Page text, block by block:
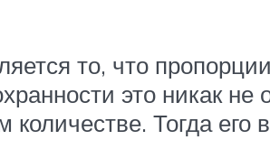
то, что
это никак не
Тогда его